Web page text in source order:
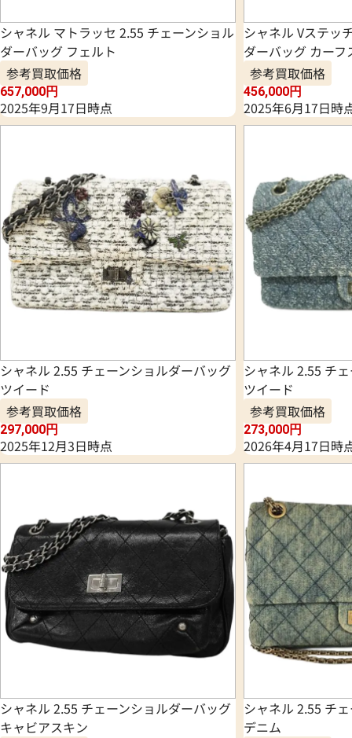
シャネル マトラッセ 2.55 チェーンショル
ダーバッグ フェルト
参考買取価格
657,000円
2025年9月17日時点
シャネル Vステッ
ダーバッグ カーフ
参考買取価格
456,000円
2025年6月17日時
シャネル 2.55 チェーンショルダーバッグ
ツイード
参考買取価格
297,000円
2025年12月3日時点
シャネル 2.55 チ
ツイード
参考買取価格
273,000円
2026年4月17日時
シャネル 2.55 チェーンショルダーバッグ
キャビアスキン
シャネル 2.55 チ
デニム